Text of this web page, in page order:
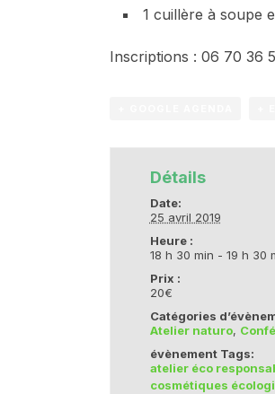
1 cuillère à soupe
Inscriptions : 06 70 36
Détails
Date:
25 avril 2019
Heure :
18 h 30 min - 19 h 30
Prix :
20€
Catégories
Atelier naturo,
évènement Tags:
atelier éco
cosmétiques